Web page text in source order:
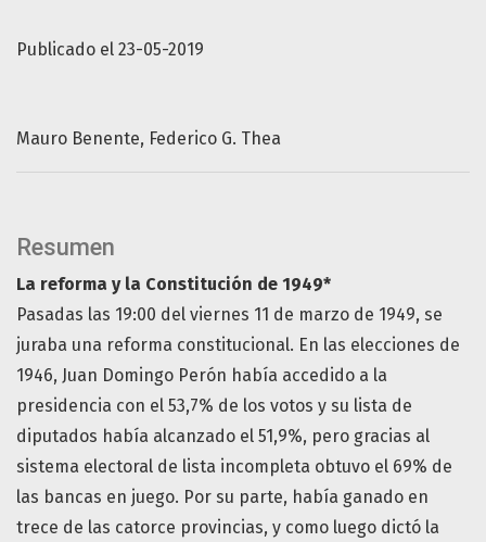
Publicado el 23-05-2019
Mauro Benente Federico G. Thea
Resumen
La reforma y la Constitución de 1949*
Pasadas las 19:00 del viernes 11 de marzo de 1949, se
juraba una reforma constitucional. En las elecciones de
1946, Juan Domingo Perón había accedido a la
presidencia con el 53,7% de los votos y su lista de
diputados había alcanzado el 51,9%, pero gracias al
sistema electoral de lista incompleta obtuvo el 69% de
las bancas en juego. Por su parte, había ganado en
trece de las catorce provincias, y como luego dictó la